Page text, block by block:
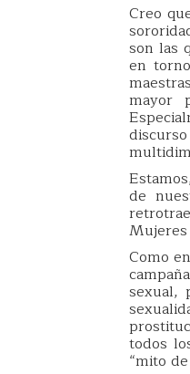
Creo
son las
en
mayor
de
Como
sexual,
todos
“mito